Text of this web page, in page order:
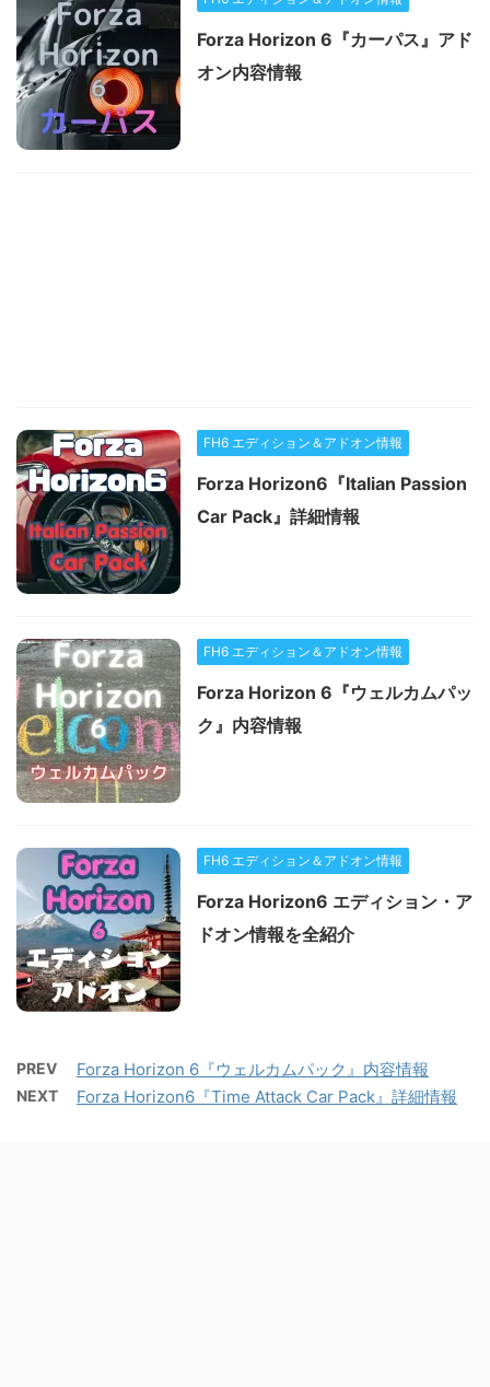
Forza Horizon 6『カーパス』アド
オン内容情報
FH6 エディション＆アドオン情報
Forza Horizon6『Italian Passion
Car Pack』詳細情報
FH6 エディション＆アドオン情報
Forza Horizon 6『ウェルカムパッ
ク』内容情報
FH6 エディション＆アドオン情報
Forza Horizon6 エディション・ア
ドオン情報を全紹介
PREV Forza Horizon 6『ウェルカムパック』内容情報
NEXT Forza Horizon6『Time Attack Car Pack』詳細情報